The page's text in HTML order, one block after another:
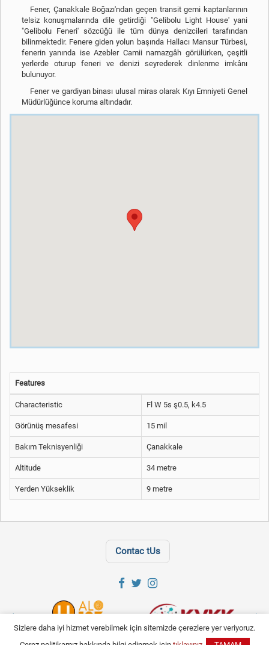
Fener, Çanakkale Boğazı'ndan geçen transit gemi kaptanlarının
telsiz konuşmalarında dile getirdiği "Gelibolu Light House' yani
"Gelibolu Feneri' sözcüğü ile tüm dünya denizcileri tarafından
bilinmektedir. Fenere giden yolun başında Hallacı Mansur Türbesi,
fenerin yanında ise Azebler Camii namazgâh görülürken, çeşitli
yerlerde oturup feneri ve denizi seyrederek dinlenme imkânı
bulunuyor.
Fener ve gardiyan binası ulusal miras olarak Kıyı Emniyeti Genel
Müdürlüğünce koruma altındadır.
Features
Characteristic Fl W 5s ş0.5, k4.5
Görünüş mesafesi 15 mil
Bakım Teknisyenliği Çanakkale
Altitude 34 metre
Yerden Yükseklik 9 metre
Contac tUs
Sizlere daha iyi hizmet verebilmek için sitemizde çerezlere yer veriyoruz.